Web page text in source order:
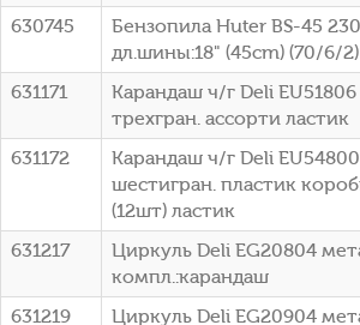
630745
Бензопила Huter BS-45
дл.шины:18" (45cm) (70/6/2)
631171
Карандаш ч/г Deli
трехгран. ассорти ластик
631172
Карандаш ч/г Deli
шестигран. пластик
(12шт) ластик
631217
Циркуль Deli EG20804
компл.:карандаш
631219
Циркуль Deli EG20904